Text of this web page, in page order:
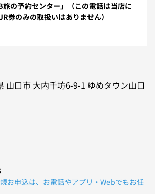
の予約センター」（この電話は当店に
券のみの取扱いはありません）
山口市 大内千坊6-9-1 ゆめタウン山口
お申込は、お電話やアプリ・Webでもお任